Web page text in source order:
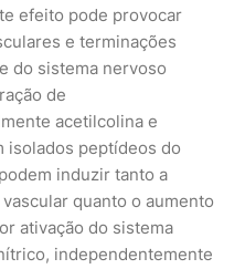
efeito pode provocar
e terminações
do sistema nervoso
de
acetilcolina e
isolados peptídeos do
induzir tanto a
quanto o aumento
ativação do sistema
independentemente